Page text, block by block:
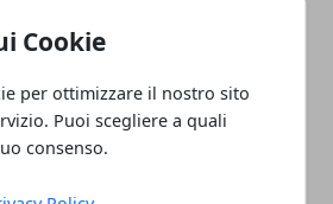
Cookie
per ottimizzare il nostro sito
Puoi scegliere a quali
consenso.sono smart: cosa attrae